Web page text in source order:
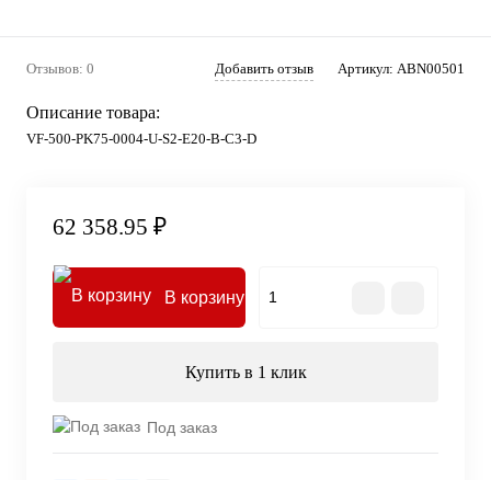
Отзывов: 0 Добавить отзыв Артикул: ABN00501
Описание товара:
VF-500-PK75-0004-U-S2-E20-B-C3-D
62 358.95 ₽
В корзину
Купить в 1 клик
Под заказ